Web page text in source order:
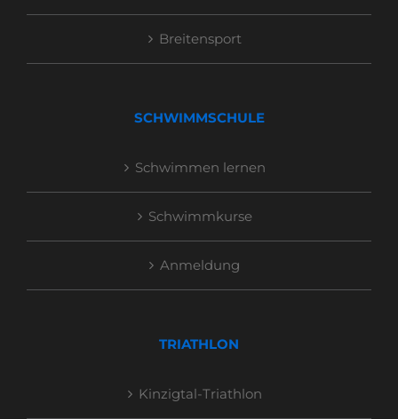
Breitensport
SCHWIMMSCHULE
Schwimmen lernen
Schwimmkurse
Anmeldung
TRIATHLON
Kinzigtal-Triathlon